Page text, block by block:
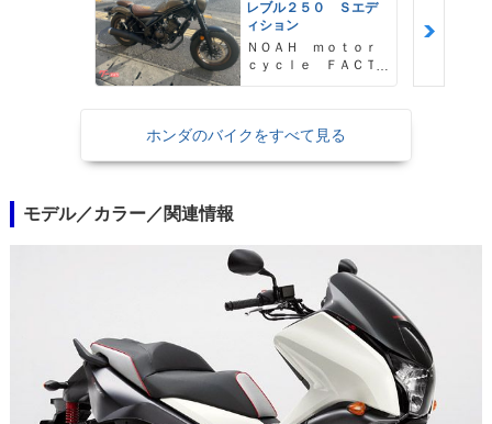
レブル２５０ Ｓエデ
ィション
ＮＯＡＨ ｍｏｔｏｒ
ｃｙｃｌｅ ＦＡＣＴ
ホンダのバイクをすべて見る
モデル／カラー／関連情報